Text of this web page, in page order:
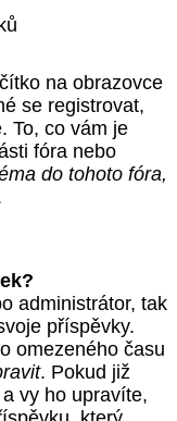
na obrazovce
se registrovat,
To, co vám je
fóra nebo
do tohoto fóra,
administrátor, tak
příspěvky.
omezeného času
. Pokud již
vy ho upravíte,